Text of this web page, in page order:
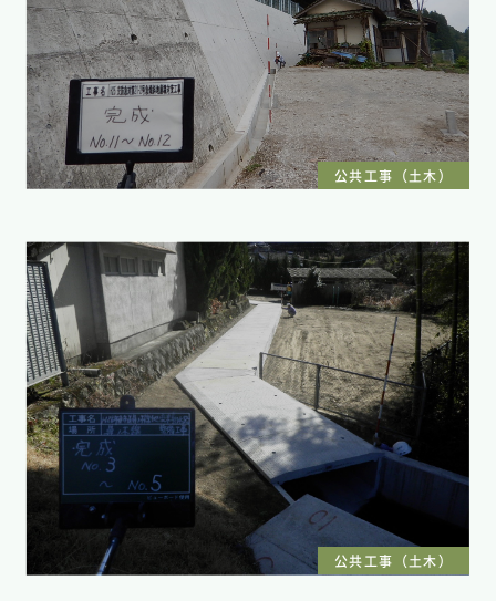
公共工事（土木）
公共工事（土木）